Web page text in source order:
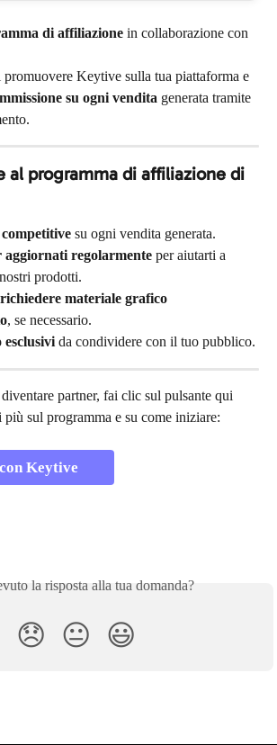
di affiliazione in collaborazione con
promuovere Keytive sulla tua piattaforma e
su ogni vendita generata tramite
al programma di affiliazione di
su ogni vendita generata.
aggiornati regolarmente per aiutarti a
prodotti.
materiale grafico
, se necessario.
esclusivi da condividere con il tuo pubblico.
diventare partner, fai clic sul pulsante qui
più sul programma e su come iniziare:
Keytive
la risposta alla tua domanda?
😞 😐 😃